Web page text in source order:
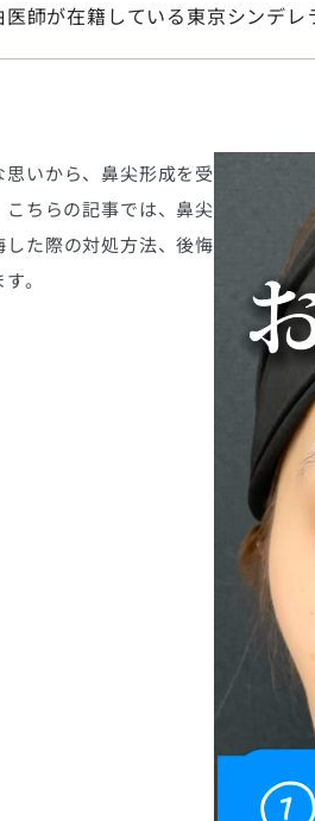
師が在籍している東京シンデレ
いから、鼻尖形成を受
ちらの記事では、鼻尖
た際の対処方法、後悔
。